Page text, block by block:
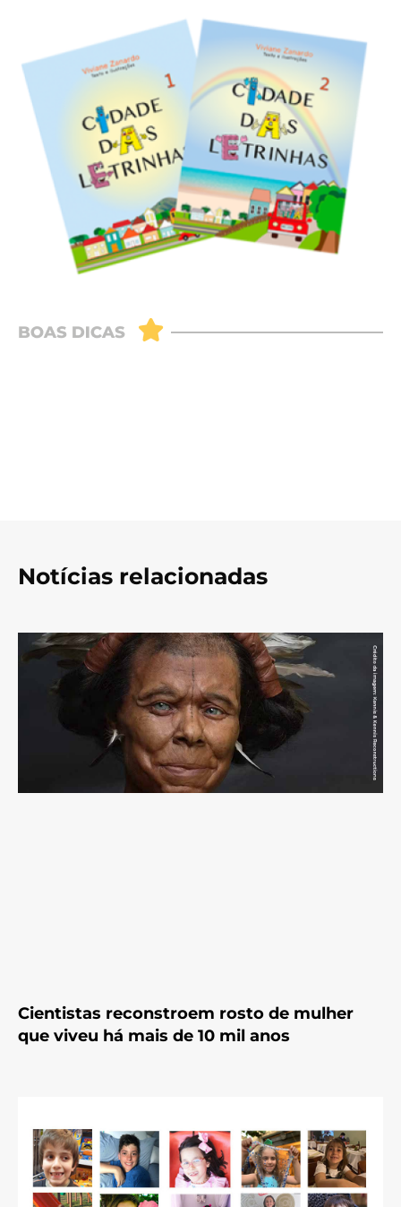
Notícias relacionadas
Cientistas reconstroem rosto de mulher
que viveu há mais de 10 mil anos